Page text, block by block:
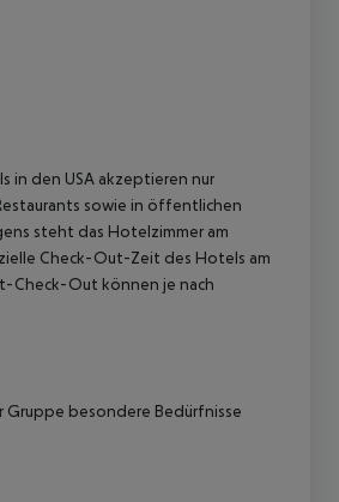
in den USA akzeptieren nur
sowie in öffentlichen
steht das Hotelzimmer am
Check-Out-Zeit des Hotels am
Check-Out können je nach
Gruppe besondere Bedürfnisse